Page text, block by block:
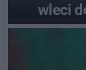
wleci